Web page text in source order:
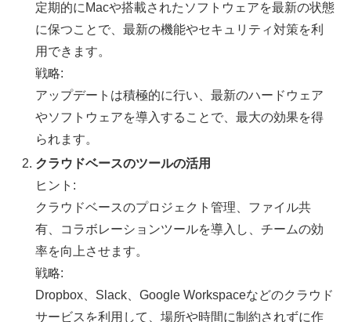
定期的にMacや搭載されたソフトウェアを最新の状態
に保つことで、最新の機能やセキュリティ対策を利
用できます。
戦略:
アップデートは積極的に行い、最新のハードウェア
やソフトウェアを導入することで、最大の効果を得
られます。
クラウドベースのツールの活用
ヒント:
クラウドベースのプロジェクト管理、ファイル共
有、コラボレーションツールを導入し、チームの効
率を向上させます。
戦略:
Dropbox、Slack、Google Workspaceなどのクラウド
サービスを利用して、場所や時間に制約されずに作